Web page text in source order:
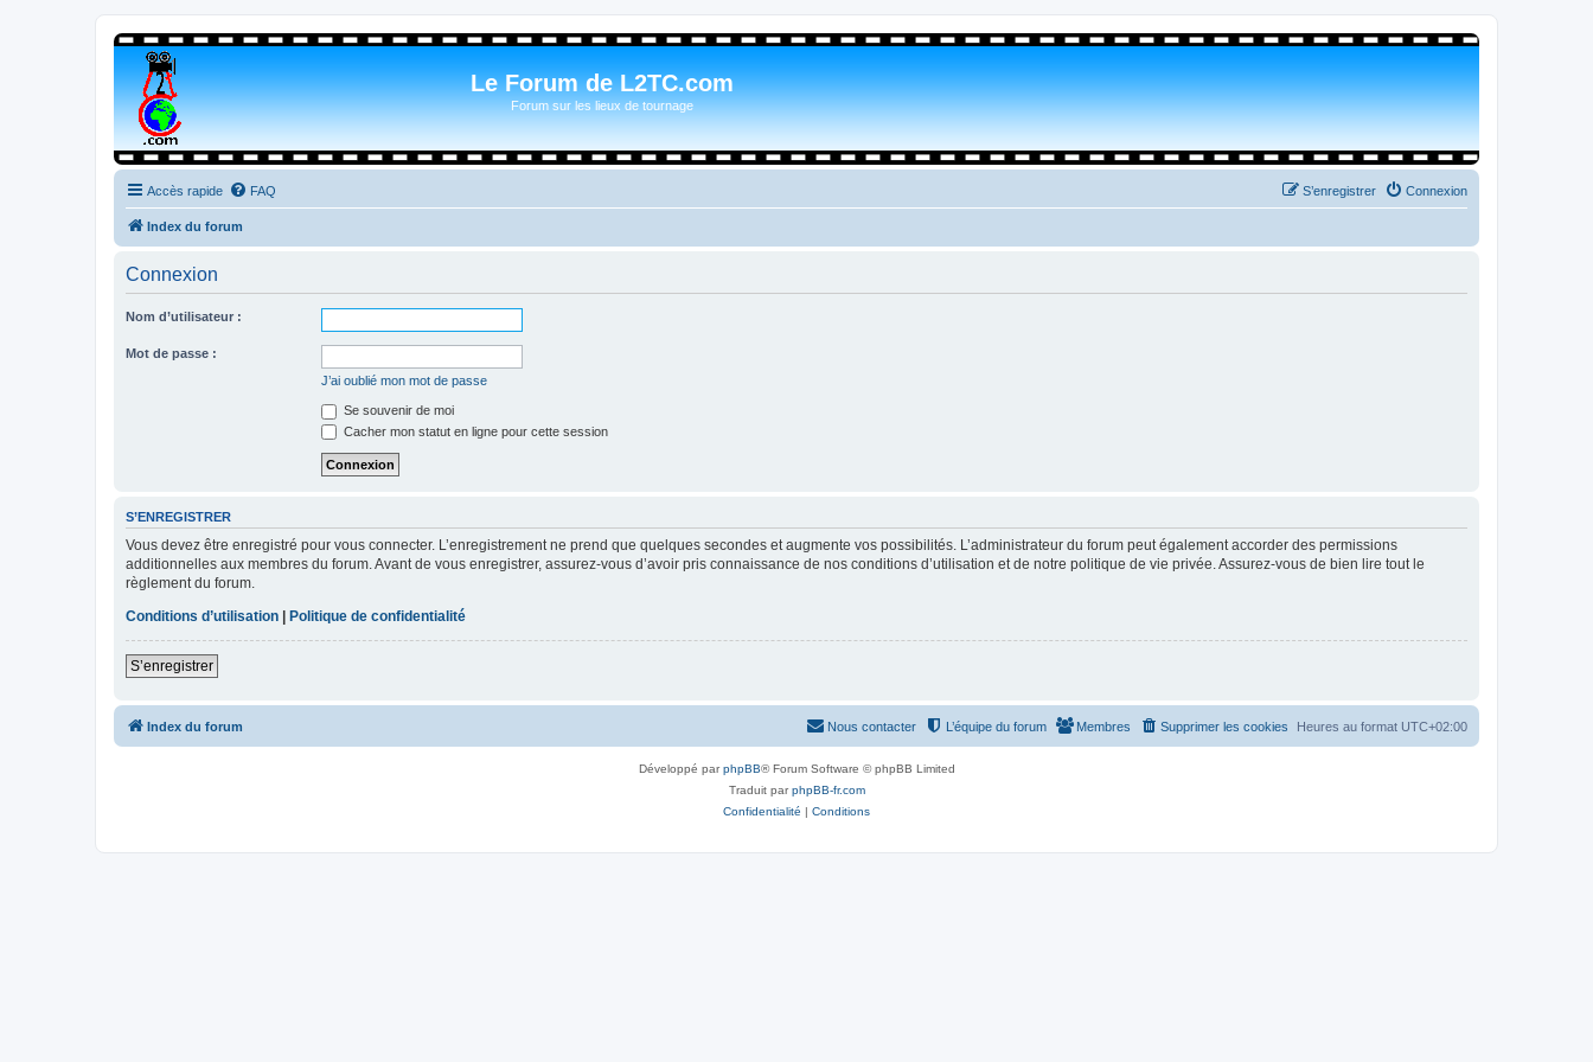
Le Forum de L2TC.com
Forum sur les lieux de tournage
Accès rapide FAQ Connexion
S’enregistrer
Index du forum
Connexion
Nom d’utilisateur :
Mot de passe :
J’ai oublié mon mot de passe
Se souvenir de moi
Cacher mon statut en ligne pour cette session
S’ENREGISTRER
Vous devez être enregistré pour vous connecter. L’enregistrement ne prend que quelques secondes et augmente vos possibilités. L’administrateur du forum peut également accorder des permissions
additionnelles aux membres du forum. Avant de vous enregistrer, assurez-vous d’avoir pris connaissance de nos conditions d’utilisation et de notre politique de vie privée. Assurez-vous de bien lire tout le
règlement du forum.
Conditions d’utilisation | Politique de confidentialité
S’enregistrer
Index du forum Heures au format UTC+02:00
Supprimer les cookies
Membres
L’équipe du forum
Nous contacter
Développé parphpBB® Forum Software © phpBB Limited
Traduit parphpBB-fr.com
Confidentialité | Conditions